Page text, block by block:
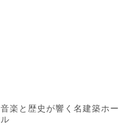
音楽と歴史が響く名建築ホー
ル